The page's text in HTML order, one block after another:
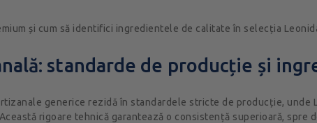
și cum să identifici ingredientele de calitate în selecția
standarde de producție și
generice rezidă în standardele stricte de producție, unde
rigoare tehnică garantează o consistență superioară, spre